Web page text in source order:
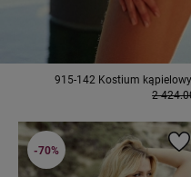
915-142 Kostium
2
-70%